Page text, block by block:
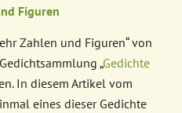
Figuren
Zahlen und Figuren“ von
„Gedichte
In diesem Artikel vom
eines dieser Gedichte